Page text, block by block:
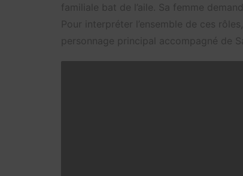
familiale bat de l’aile. Sa femme
Pour interpréter l’ensemble de ces
personnage principal accompagné de